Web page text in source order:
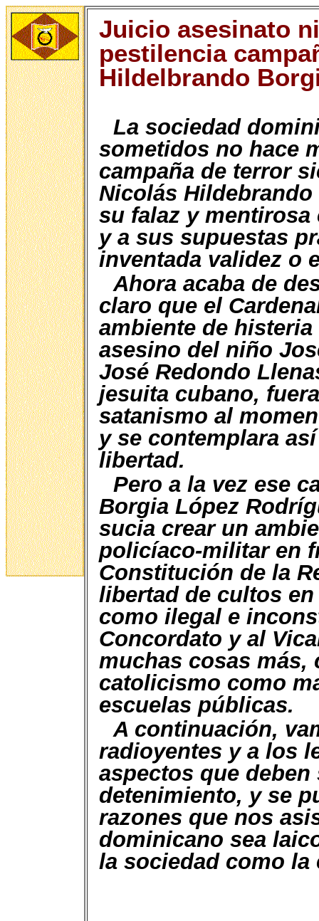
Juicio asesinato
pestilencia
Hildelbrando
La sociedad
sometidos no hace
campaña de terror
Nicolás
su falaz y
y a sus supuestas
inventada validez o
Ahora acaba de
claro que el
ambiente de
asesino del niño
José Redondo
jesuita cubano,
satanismo al
y se contemplara
libertad.
Pero a la vez ese
Borgia López
sucia crear un
policíaco-militar en
Constitución de la
libertad de cultos
como ilegal e
Concordato y al
muchas cosas más,
catolicismo como
escuelas públicas.
A continuación,
radioyentes y a los
aspectos que
detenimiento, y se
razones que nos
dominicano sea
la sociedad como la